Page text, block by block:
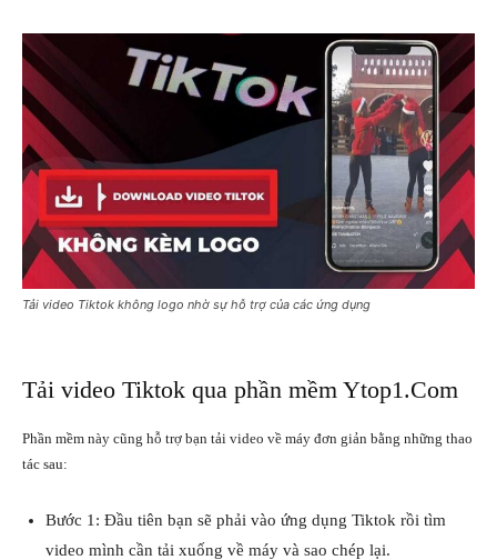
Tải video Tiktok không logo nhờ sự hỗ trợ của các ứng dụng
Tải video Tiktok qua phần mềm Ytop1.Com
Phần mềm này cũng hỗ trợ bạn tải video về máy đơn giản bằng những thao
tác sau:
Bước 1: Đầu tiên bạn sẽ phải vào ứng dụng Tiktok rồi tìm
video mình cần tải xuống về máy và sao chép lại.